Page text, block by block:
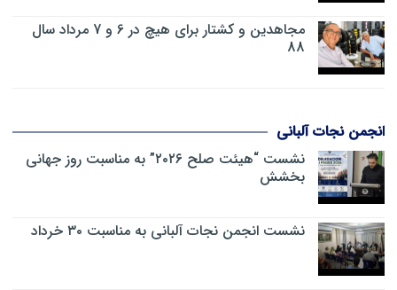
مجاهدین و کشتار برای هیچ در 6 و 7 مرداد سال
88
انجمن نجات آلبانی
نشست “هیئت صلح ۲۰۲۶” به مناسبت روز جهانی
بخشش
نشست انجمن نجات آلبانی به مناسبت ۳۰ خرداد